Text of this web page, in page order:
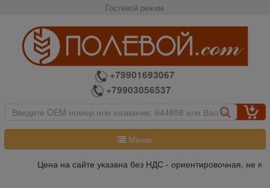
Гостевой режим
+79901693067
+79903056537
Меню
Цена на сайте указана без НДС - ориентировочная, не